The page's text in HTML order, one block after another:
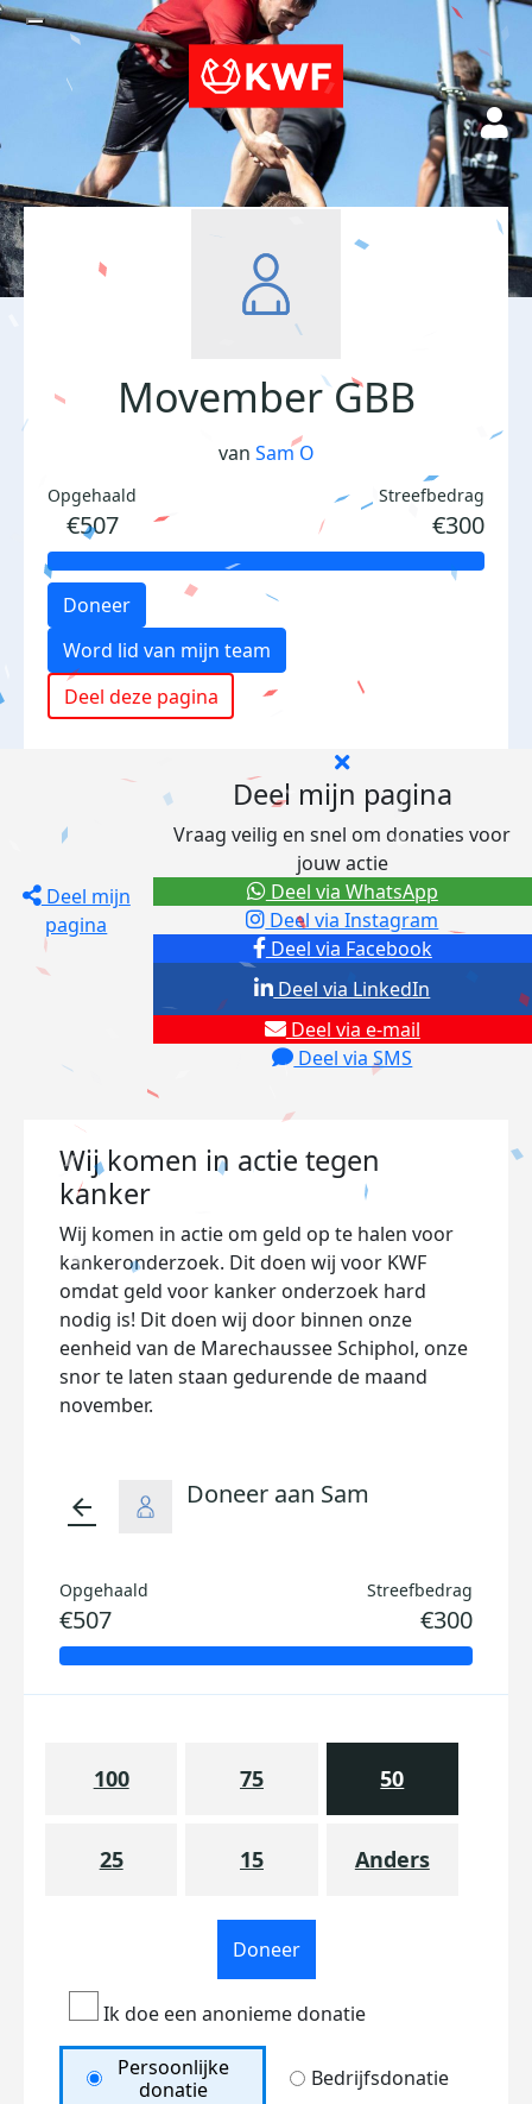
Movember GBB
van Sam O
Opgehaald
€507
Streefbedrag
€300
Doneer
Word lid van mijn team
Deel deze pagina
Deel mijn
pagina
Deel mijn pagina
Vraag veilig en snel om donaties voor
jouw actie
Deel via Facebook
Deel via Instagram
Deel via e-mail
Deel via SMS
Deel via LinkedIn
Deel via WhatsApp
Wij komen in actie tegen
kanker
Wij komen in actie om geld op te halen voor
kankeronderzoek. Dit doen wij voor KWF
omdat geld voor kanker onderzoek hard
nodig is! Dit doen wij door binnen onze
eenheid van de Marechaussee Schiphol, onze
snor te laten staan gedurende de maand
november.
arrow_back Doneer aan Sam
Opgehaald
€507
Streefbedrag
€300
100 75 50
25 15 Anders
Doneer
Ik doe een anonieme donatie
Persoonlijke
donatie
Bedrijfsdonatie